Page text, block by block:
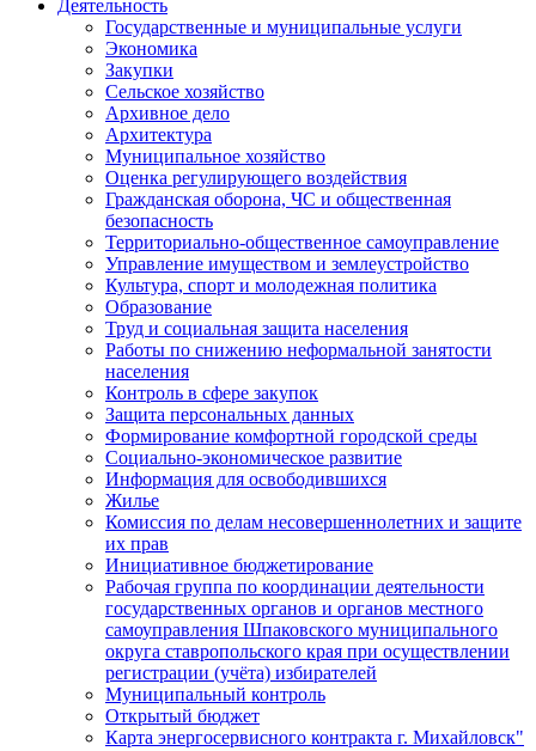
Деятельность
Государственные и муниципальные услуги
Экономика
Закупки
Сельское хозяйство
Архивное дело
Архитектура
Муниципальное хозяйство
Оценка регулирующего воздействия
Гражданская оборона, ЧС и общественная
безопасность
Территориально-общественное самоуправление
Управление имуществом и землеустройство
Культура, спорт и молодежная политика
Образование
Труд и социальная защита населения
Работы по снижению неформальной занятости
населения
Контроль в сфере закупок
Защита персональных данных
Формирование комфортной городской среды
Социально-экономическое развитие
Информация для освободившихся
Жилье
Комиссия по делам несовершеннолетних и защите
их прав
Инициативное бюджетирование
Рабочая группа по координации деятельности
государственных органов и органов местного
самоуправления Шпаковского муниципального
округа ставропольского края при осуществлении
регистрации (учёта) избирателей
Муниципальный контроль
Открытый бюджет
Карта энергосервисного контракта г. Михайловск"